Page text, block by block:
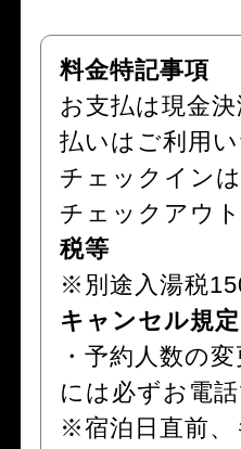
料金特記事項
お支払は現金
払いはご利用
チェックイン
チェックアウ
税等
※別途入湯税
キャンセル規定
・予約人数の
には必ずお電
※宿泊日直前、